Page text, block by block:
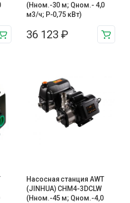
(Hном.-30 м; Qном.- 4,0
м3/ч; P-0,75 кВт)
36 123 ₽
Насосная станция AWT
(JINHUA) CHM4-3DCLW
(Hном.-45 м; Qном.-4,0